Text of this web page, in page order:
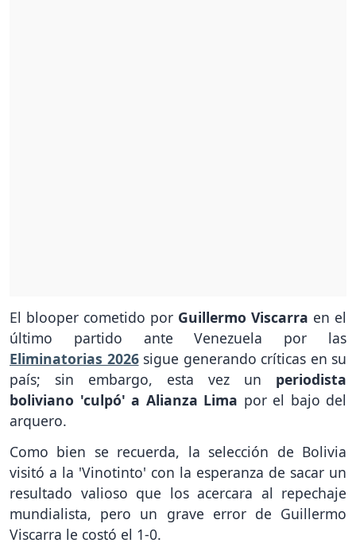
El blooper cometido por Guillermo Viscarra en el
último partido ante Venezuela por las
Eliminatorias 2026sigue generando críticas en su
país; sin embargo, esta vez un periodista
boliviano 'culpó' a Alianza Lima por el bajo del
arquero.
Como bien se recuerda, la selección de Bolivia
visitó a la 'Vinotinto' con la esperanza de sacar un
resultado valioso que los acercara al repechaje
mundialista, pero un grave error de Guillermo
Viscarra le costó el 1-0.